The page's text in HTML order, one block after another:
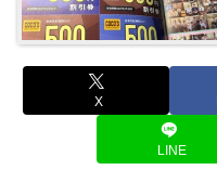
X
LINE